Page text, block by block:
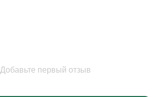
Добавьте первый отзыв